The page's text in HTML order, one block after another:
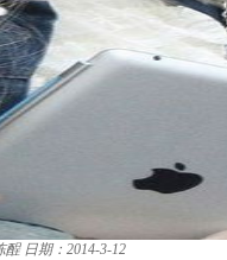
酲 日期：2014-3-12